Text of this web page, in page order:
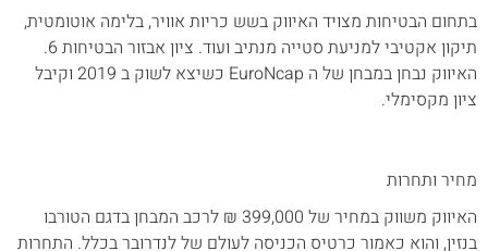
בתחום הבטיחות מצויד האיווק בשש כריות אוויר, בלימה אוטומטית,
תיקון אקטיבי למניעת סטייה מנתיב ועוד. ציון אבזור הבטיחות 6.
האיווק נבחן במבחן של ה EuroNcap כשיצא לשוק ב 2019 וקיבל
ציון מקסימלי.
מחיר ותחרות
האיווק משווק במחיר של 399,000 ₪ לרכב המבחן בדגם הטורבו
בנזין, והוא כאמור כרטיס הכניסה לעולם של לנדרובר בכלל. התחרות